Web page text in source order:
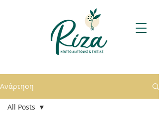
Ανάρτηση
All Posts